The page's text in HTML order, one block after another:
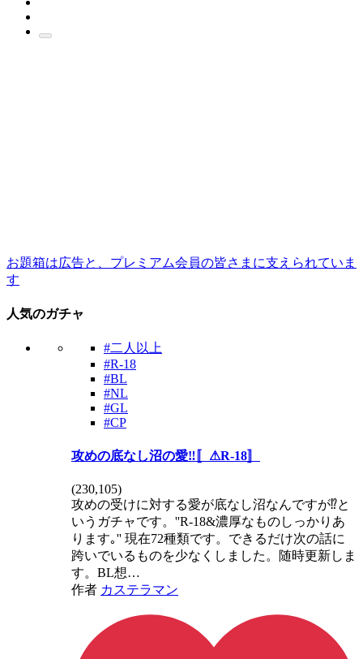
お題箱は広告と、プレミアム会員の皆さまに支えられていま
す
人気のガチャ
#二人以上
#R-18
#BL
#NL
#GL
#CP
攻めの底なし沼の愛‼️〚⚠R-18〛
(230,105)
攻めの受けに対する愛が底なし沼なんですが⁉️と
いうガチャです。''R-18&濃厚なものしっかりあ
ります｡'' 現在72種類です。できるだけ次の話に
跨いでいるものを少なくしました。随時更新しま
す。BL想…
作者 カステラマン